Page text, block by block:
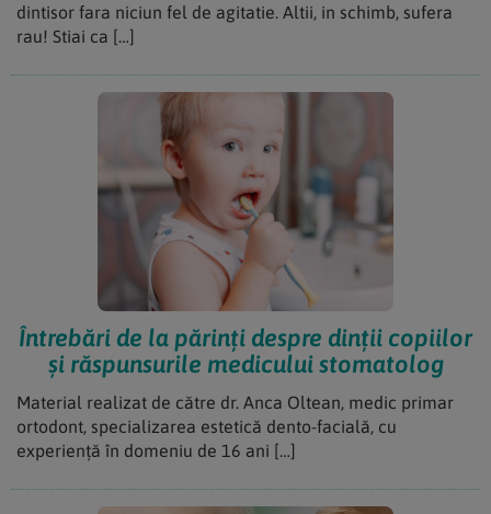
dintisor fara niciun fel de agitatie. Altii, in schimb, sufera
rau! Stiai ca […]
Întrebări de la părinți despre dinții copiilor
și răspunsurile medicului stomatolog
Material realizat de către dr. Anca Oltean, medic primar
ortodont, specializarea estetică dento-facială, cu
experiență în domeniu de 16 ani […]